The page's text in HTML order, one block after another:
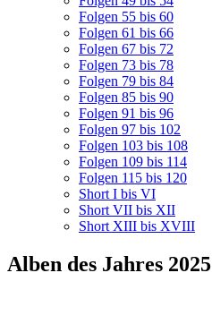
Folgen 55 bis 60
Folgen 61 bis 66
Folgen 67 bis 72
Folgen 73 bis 78
Folgen 79 bis 84
Folgen 85 bis 90
Folgen 91 bis 96
Folgen 97 bis 102
Folgen 103 bis 108
Folgen 109 bis 114
Folgen 115 bis 120
Short I bis VI
Short VII bis XII
Short XIII bis XVIII
Alben des Jahres 2025